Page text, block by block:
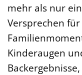
mehr als nur
Versprechen
Kinderaugen